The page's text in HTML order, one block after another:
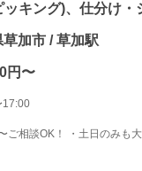
ッキング)、仕分け・
加市 / 草加駅
円〜
17:00
ご相談OK！ ・土日のみも